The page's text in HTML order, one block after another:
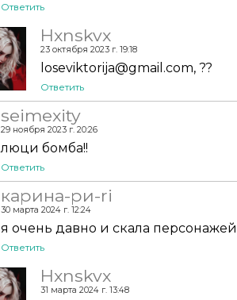
Ответить
Hxnskvx
23 октября 2023 г. 19:18
loseviktorija@gmail.com, ??
Ответить
seimexity
29 ноября 2023 г. 20:26
люци бомба!!
Ответить
карина-ри-ri
30 марта 2024 г. 12:24
я очень давно и скала
Ответить
Hxnskvx
31 марта 2024 г. 13:48